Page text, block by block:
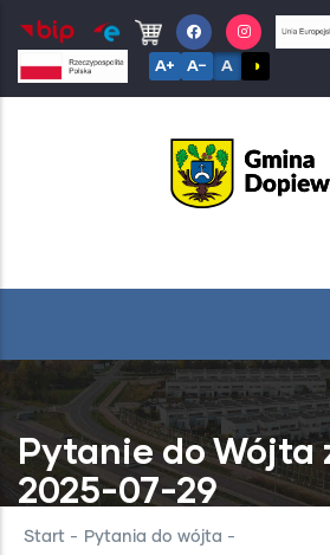
Przejdź
do
treści
A+ A− A ◑
Pytanie do Wójta
2025-07-29
Start - Pytania do wójta -